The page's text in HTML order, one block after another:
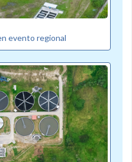
evento regional